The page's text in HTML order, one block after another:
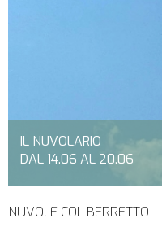
IL NUVOLARIO
DAL 14.06 AL 20.06
NUVOLE COL BERRETTO